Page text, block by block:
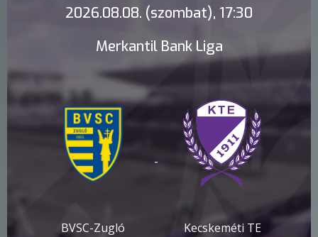
2026.08.08. (szombat), 17:30
Merkantil Bank Liga
BVSC-Zugló
-
Kecskeméti TE